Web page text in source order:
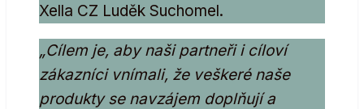
Xella CZ Luděk Suchomel.
„Cílem je, aby naši partneři i cíloví
zákazníci vnímali, že veškeré naše
produkty se navzájem doplňují a